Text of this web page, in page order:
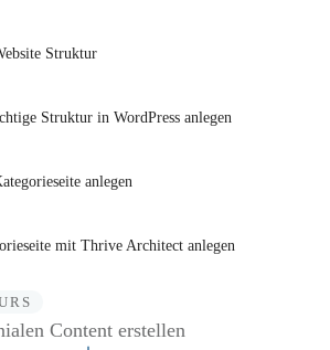
Struktur
Struktur in WordPress anlegen
anlegen
mit Thrive Architect anlegen
Content erstellen